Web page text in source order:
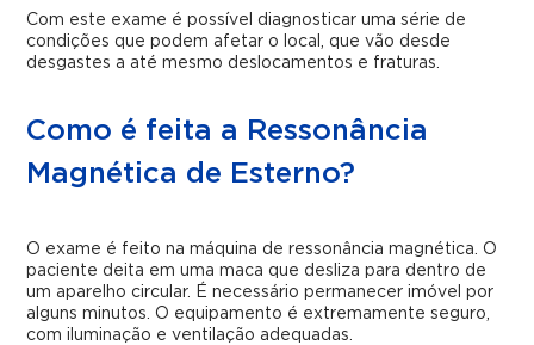
Com este exame é possível diagnosticar uma série de
condições que podem afetar o local, que vão desde
desgastes a até mesmo deslocamentos e fraturas.
Como é feita a Ressonância
Magnética de Esterno?
O exame é feito na máquina de ressonância magnética. O
paciente deita em uma maca que desliza para dentro de
um aparelho circular. É necessário permanecer imóvel por
alguns minutos. O equipamento é extremamente seguro,
com iluminação e ventilação adequadas.